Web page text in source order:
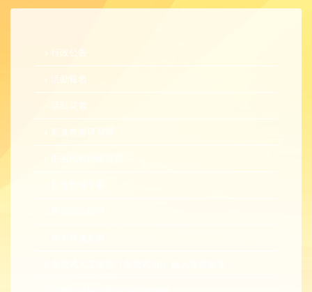
行政公告
活動報名
活動花絮
新進教師研習營